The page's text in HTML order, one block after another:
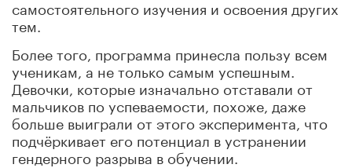
самостоятельного изучения и освоения других
тем.
Более того, программа принесла пользу всем
ученикам, а не только самым успешным.
Девочки, которые изначально отставали от
мальчиков по успеваемости, похоже, даже
больше выиграли от этого эксперимента, что
подчёркивает его потенциал в устранении
гендерного разрыва в обучении.